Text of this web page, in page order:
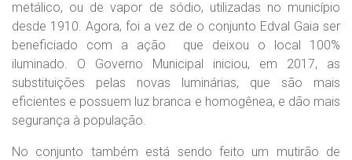
metálico, ou de vapor de sódio, utilizadas no município
desde 1910. Agora, foi a vez de o conjunto Edval Gaia ser
beneficiado com a ação que deixou o local 100%
iluminado. O Governo Municipal iniciou, em 2017, as
substituições pelas novas luminárias, que são mais
eficientes e possuem luz branca e homogênea, e dão mais
segurança à população.
No conjunto também está sendo feito um mutirão de